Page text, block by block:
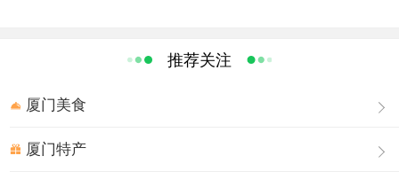
推荐关注
厦门美食
厦门特产